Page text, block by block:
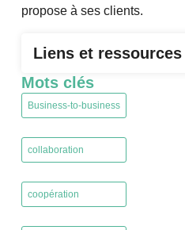
propose à ses clients.
Liens et ressources
Mots clés
Business-to-business
collaboration
coopération